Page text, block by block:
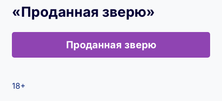
«Проданная зверю»
Проданная зверю
18+